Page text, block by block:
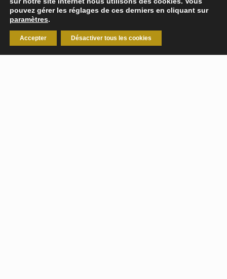
communication
Mentions légales|Politique de confidentialité
pouvez gérer les réglages de ces derniers en cliquant sur
paramètres.
Accepter Désactiver tous les cookies